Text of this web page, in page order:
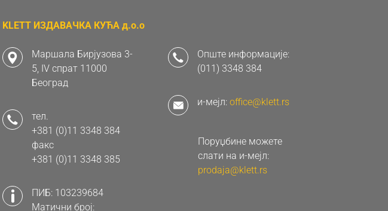
KLETT ИЗДАВАЧКА КУЋА д.о.о
Маршала Бирјузова 3-
5, IV спрат 11000
Београд
тел.
+381 (0)11 3348 384
факс
+381 (0)11 3348 385
ПИБ: 103239684
Матични број:
Опште информације:
(011) 3348 384
и-мејл: office@klett.rs
Поруџбине можете
слати на и-мејл:
prodaja@klett.rs